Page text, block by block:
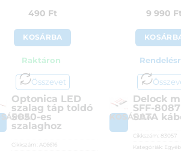
490 Ft
KOSÁRBA
Raktáron
Összevet
Optonica LED
szalag táp toldó
5050-es
szalaghoz
Cikkszám: AC6616
9 990
KOSÁRBA
Delock
SFF-
SATA
Cikkszám: 83057
Kategóriák: Egyéb,